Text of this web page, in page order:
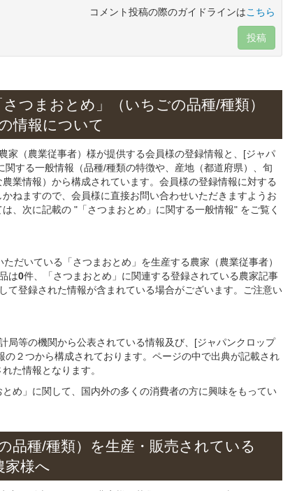
コメント投稿の際のガイドラインはこちら
投稿
つまおとめ」 （いちごの品種/種類）
情報について
家（農業従事者）様が提供する会員様の登録情報と、[ジャパ
関する一般情報（品種/種類の特徴や、産地（都道府県）、旬
業情報）から構成されています。会員様の登録情報に対する
ねますので、会員様に直接お問い合わせいただきますようお
、次に記載の "「さつまおとめ」に関する一般情報" をご覧く
だいている「さつまおとめ」を生産する農家（農業従事者）
は0件、「さつまおとめ」に関連する登録されている農家記事
て登録された情報が含まれている場合がございます。ご注意い
局等の機関から公表されている情報及び、[ジャパンクロップ
２つから構成されております。ページの中で出典が記載され
た情報となります。
め」に関して、国内外の多くの消費者の方に興味をもってい
品種/種類） を生産・販売されている
家様へ